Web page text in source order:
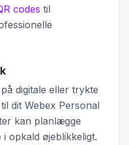
codes til
digitale eller trykte
dit Webex Personal
kan planlægge
opkald øjeblikkeligt.